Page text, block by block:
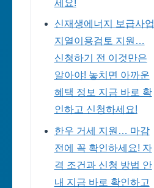
세요!
신재생에너지 보급사업
지열이용검토 지원…
신청하기 전 이것만은
알아야! 놓치면 아까운
혜택 정보 지금 바로 확
인하고 신청하세요!
한우 거세 지원… 마감
전에 꼭 확인하세요! 자
격 조건과 신청 방법 안
내 지금 바로 확인하고